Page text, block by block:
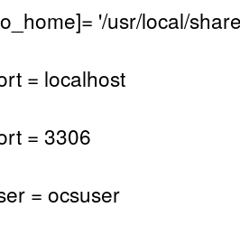
'/usr/local/
= localhost
= 3306
= ocsuser